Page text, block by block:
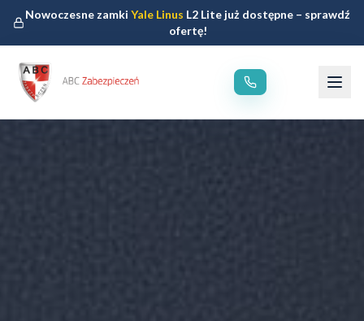
Nowoczesne zamkiYale Linus L2 Lite już dostępne – sprawdź
ofertę!